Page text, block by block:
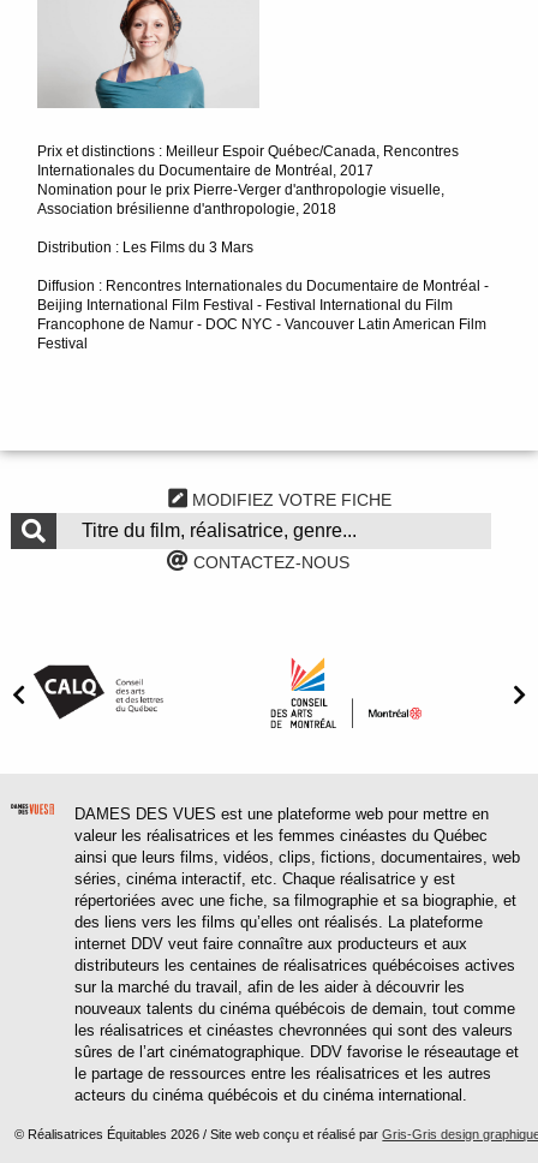
Prix et distinctions : Meilleur Espoir Québec/Canada, Rencontres
Internationales du Documentaire de Montréal, 2017
Nomination pour le prix Pierre-Verger d'anthropologie visuelle,
Association brésilienne d'anthropologie, 2018
Distribution : Les Films du 3 Mars
Diffusion : Rencontres Internationales du Documentaire de Montréal -
Beijing International Film Festival - Festival International du Film
Francophone de Namur - DOC NYC - Vancouver Latin American Film
Festival
MODIFIEZ VOTRE FICHE
CONTACTEZ-NOUS
DAMES DES VUES est une plateforme web pour mettre en
valeur les réalisatrices et les femmes cinéastes du Québec
ainsi que leurs films, vidéos, clips, fictions, documentaires, web
séries, cinéma interactif, etc. Chaque réalisatrice y est
répertoriées avec une fiche, sa filmographie et sa biographie, et
des liens vers les films qu’elles ont réalisés. La plateforme
internet DDV veut faire connaître aux producteurs et aux
distributeurs les centaines de réalisatrices québécoises actives
sur la marché du travail, afin de les aider à découvrir les
nouveaux talents du cinéma québécois de demain, tout comme
les réalisatrices et cinéastes chevronnées qui sont des valeurs
sûres de l’art cinématographique. DDV favorise le réseautage et
le partage de ressources entre les réalisatrices et les autres
acteurs du cinéma québécois et du cinéma international.
© Réalisatrices Équitables 2026 / Site web conçu et réalisé parGris-Gris design